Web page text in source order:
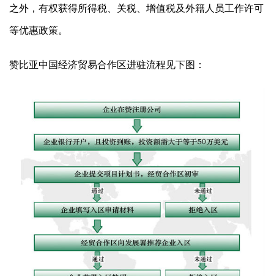
之外，有权获得所得税、关税、增值税及外籍人员工作许可
等优惠政策。
赞比亚中国经济贸易合作区进驻流程见下图：